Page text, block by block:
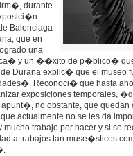
durante
Balenciaga
que en
una
y un ��xito de p�blico�
Durana explic� que el museo
Reconoci� que hasta
exposiciones temporales,
no obstante, que quedan
actualmente no se les da
trabajo por hacer y si se
a trabajos tan muse�sticos